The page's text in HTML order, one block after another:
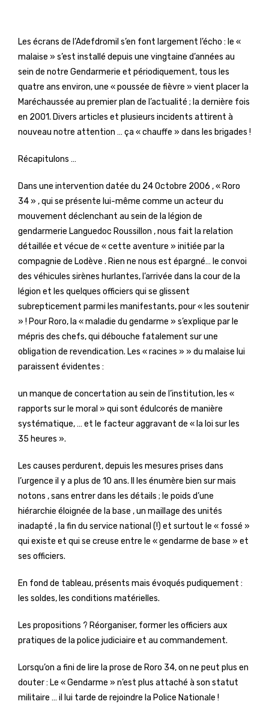
Les écrans de l’Adefdromil s’en font largement l’écho : le «
malaise » s’est installé depuis une vingtaine d’années au
sein de notre Gendarmerie et périodiquement, tous les
quatre ans environ, une « poussée de fièvre » vient placer la
Maréchaussée au premier plan de l’actualité ; la dernière fois
en 2001. Divers articles et plusieurs incidents attirent à
nouveau notre attention … ça « chauffe » dans les brigades !
Récapitulons …
Dans une intervention datée du 24 Octobre 2006 , « Roro
34 » , qui se présente lui-même comme un acteur du
mouvement déclenchant au sein de la légion de
gendarmerie Languedoc Roussillon , nous fait la relation
détaillée et vécue de « cette aventure » initiée par la
compagnie de Lodève . Rien ne nous est épargné… le convoi
des véhicules sirènes hurlantes, l’arrivée dans la cour de la
légion et les quelques officiers qui se glissent
subrepticement parmi les manifestants, pour « les soutenir
» ! Pour Roro, la « maladie du gendarme » s’explique par le
mépris des chefs, qui débouche fatalement sur une
obligation de revendication. Les « racines » » du malaise lui
paraissent évidentes :
un manque de concertation au sein de l’institution, les «
rapports sur le moral » qui sont édulcorés de manière
systématique, … et le facteur aggravant de « la loi sur les
35 heures ».
Les causes perdurent, depuis les mesures prises dans
l’urgence il y a plus de 10 ans. Il les énumère bien sur mais
notons , sans entrer dans les détails ; le poids d’une
hiérarchie éloignée de la base , un maillage des unités
inadapté , la fin du service national (!) et surtout le « fossé »
qui existe et qui se creuse entre le « gendarme de base » et
ses officiers.
En fond de tableau, présents mais évoqués pudiquement :
les soldes, les conditions matérielles.
Les propositions ? Réorganiser, former les officiers aux
pratiques de la police judiciaire et au commandement.
Lorsqu’on a fini de lire la prose de Roro 34, on ne peut plus en
douter : Le « Gendarme » n’est plus attaché à son statut
militaire … il lui tarde de rejoindre la Police Nationale !